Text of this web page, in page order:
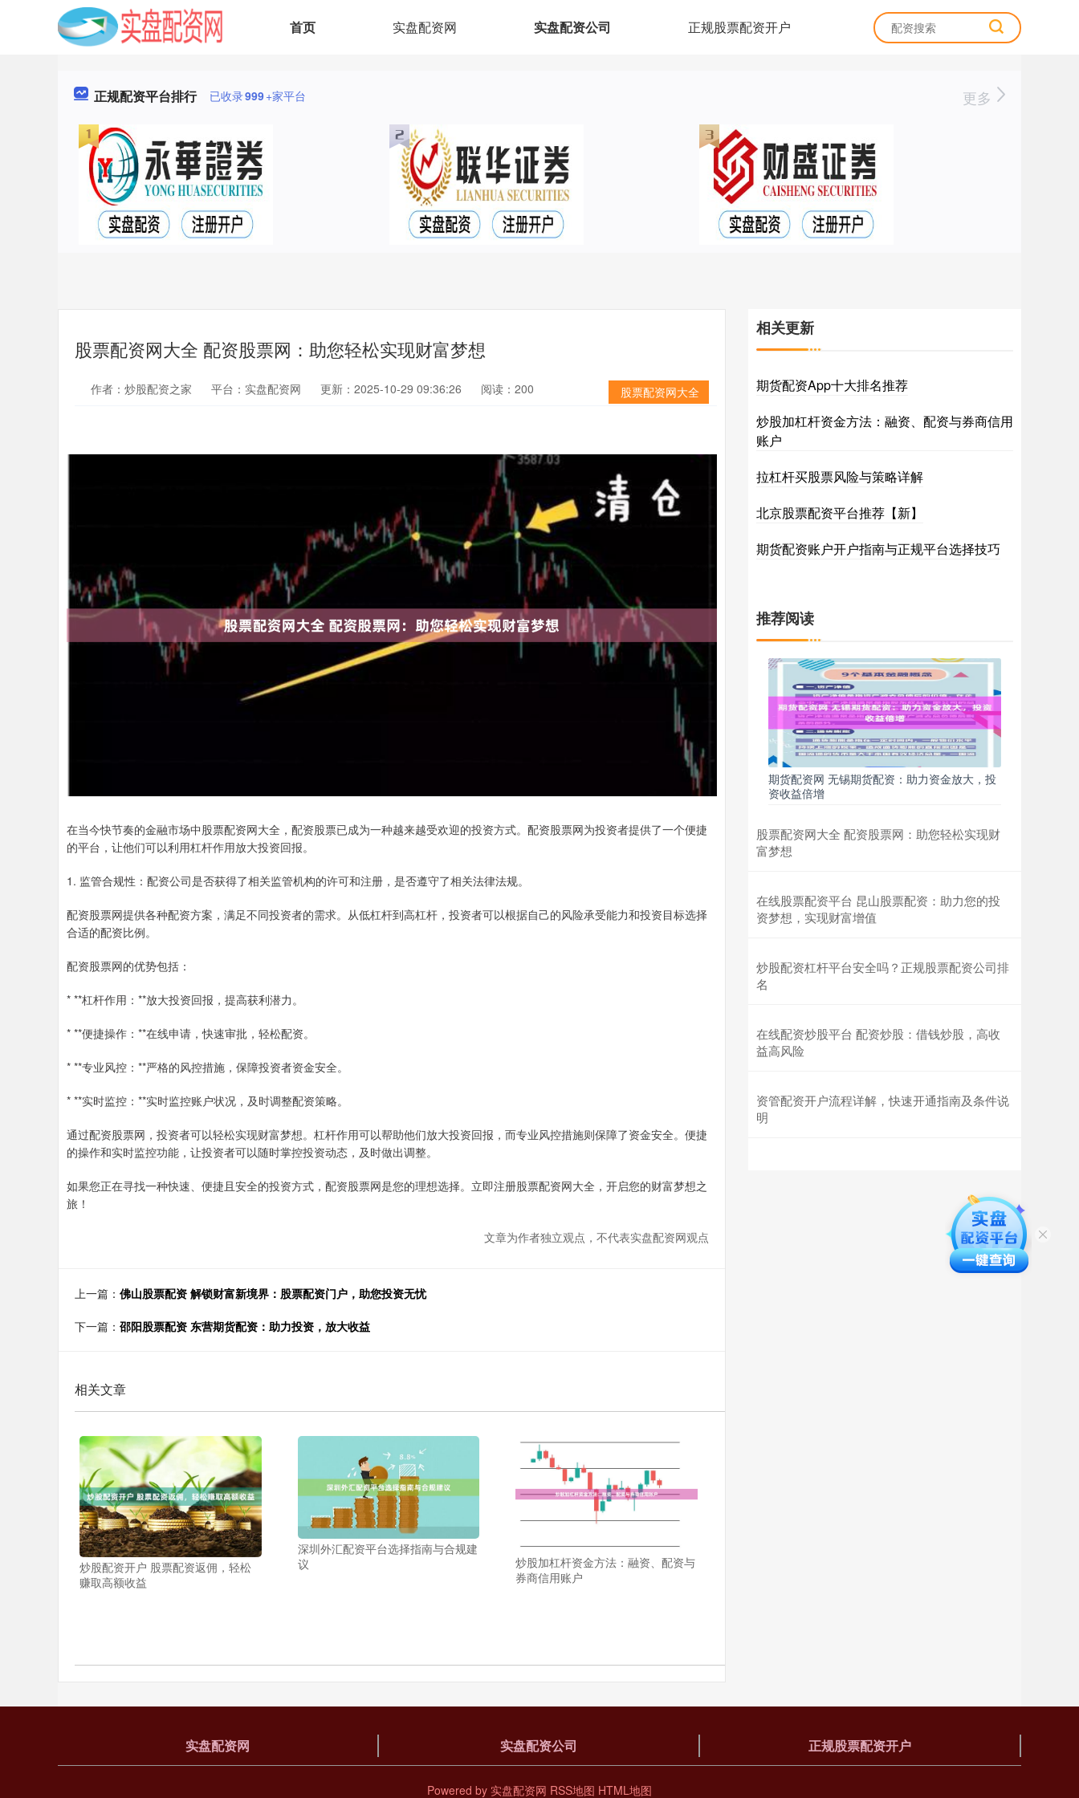
首页 实盘配资网 实盘配资公司 正规股票配资开户
正规配资平台排行 已收录999+家平台 更多
股票配资网大全 配资股票网：助您轻松实现财富梦想
股票配资网大全
作者：炒股配资之家 平台：实盘配资网 更新：2025-10-29 09:36:26 阅读：200
在当今快节奏的金融市场中股票配资网大全，配资股票已成为一种越来越受欢迎的投资方式。配资股票网为投资者提供了一个便捷
的平台，让他们可以利用杠杆作用放大投资回报。
1. 监管合规性：配资公司是否获得了相关监管机构的许可和注册，是否遵守了相关法律法规。
配资股票网提供各种配资方案，满足不同投资者的需求。从低杠杆到高杠杆，投资者可以根据自己的风险承受能力和投资目标选择
合适的配资比例。
配资股票网的优势包括：
* **杠杆作用：**放大投资回报，提高获利潜力。
* **便捷操作：**在线申请，快速审批，轻松配资。
* **专业风控：**严格的风控措施，保障投资者资金安全。
* **实时监控：**实时监控账户状况，及时调整配资策略。
通过配资股票网，投资者可以轻松实现财富梦想。杠杆作用可以帮助他们放大投资回报，而专业风控措施则保障了资金安全。便捷
的操作和实时监控功能，让投资者可以随时掌控投资动态，及时做出调整。
如果您正在寻找一种快速、便捷且安全的投资方式，配资股票网是您的理想选择。立即注册股票配资网大全，开启您的财富梦想之
旅！
文章为作者独立观点，不代表实盘配资网观点
上一篇： 佛山股票配资 解锁财富新境界：股票配资门户，助您投资无忧
下一篇： 邵阳股票配资 东营期货配资：助力投资，放大收益
相关文章
炒股配资开户 股票配资返佣，轻松
赚取高额收益
深圳外汇配资平台选择指南与合规建
议
炒股加杠杆资金方法：融资、配资与
券商信用账户
相关更新
期货配资App十大排名推荐
炒股加杠杆资金方法：融资、配资与券商信用
账户
拉杠杆买股票风险与策略详解
北京股票配资平台推荐【新】
期货配资账户开户指南与正规平台选择技巧
推荐阅读
期货配资网 无锡期货配资：助力资金放大，投
资收益倍增
股票配资网大全 配资股票网：助您轻松实现财
富梦想
在线股票配资平台 昆山股票配资：助力您的投
资梦想，实现财富增值
炒股配资杠杆平台安全吗？正规股票配资公司排
名
在线配资炒股平台 配资炒股：借钱炒股，高收
益高风险
资管配资开户流程详解，快速开通指南及条件说
明
实盘配资网 实盘配资公司 正规股票配资开户
Powered by 实盘配资网 RSS地图 HTML地图